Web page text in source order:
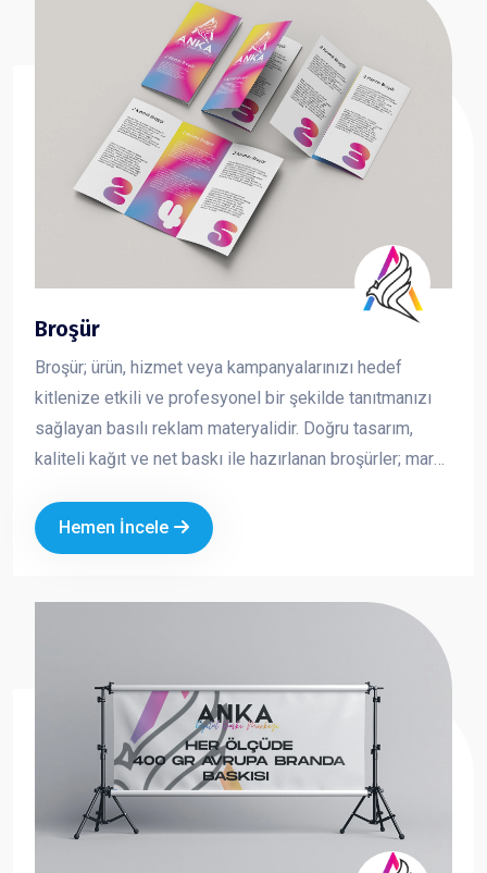
Broşür
Broşür; ürün, hizmet veya kampanyalarınızı hedef
kitlenize etkili ve profesyonel bir şekilde tanıtmanızı
sağlayan basılı reklam materyalidir. Doğru tasarım,
kaliteli kağıt ve net baskı ile hazırlanan broşürler; marka
akılda kalıcılığı artırır. Fuar, açılış, kampanya, kurumsal
tanıtım ve saha dağıtımı gibi birçok alanda tercih edilen
Hemen İncele